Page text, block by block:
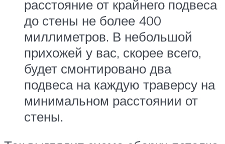
расстояние от крайнего подвеса
до стены не более 400
миллиметров. В небольшой
прихожей у вас, скорее всего,
будет смонтировано два
подвеса на каждую траверсу на
минимальном расстоянии от
стены.